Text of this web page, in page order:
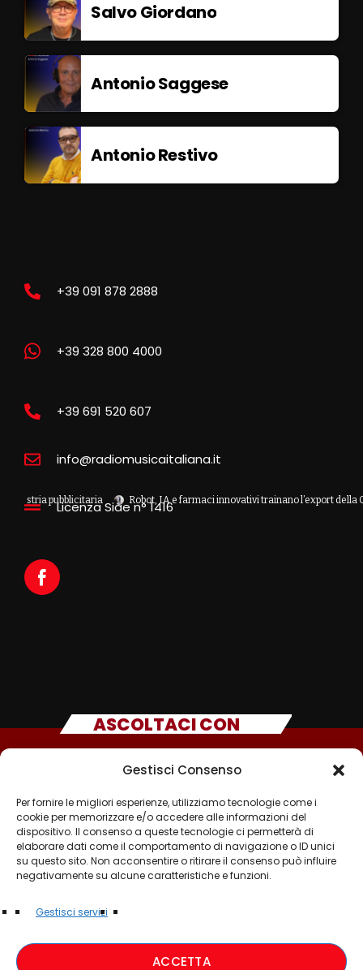
Gestisci Consenso
Per fornire le migliori esperienze, utilizziamo tecnologie come i
cookie per memorizzare e/o accedere alle informazioni del
dispositivo. Il consenso a queste tecnologie ci permetterà di
elaborare dati come il comportamento di navigazione o ID unici
su questo sito. Non acconsentire o ritirare il consenso può influire
negativamente su alcune caratteristiche e funzioni.
Gestisci servizi
ACCETTA
Salvo Giordano
Antonio Saggese
Antonio Restivo
pubblicitaria Robot, IA e farmaci innovativi trainano l’export della Cina
+39 091 878 2888
+39 328 800 4000
+39 691 520 607
info@radiomusicaitaliana.it
Licenza Siae n° 1416
ASCOLTACI CON